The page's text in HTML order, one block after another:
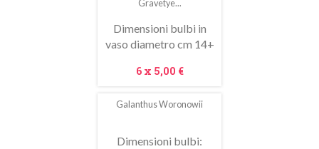
Gravetye...
Dimensioni bulbi in
vaso diametro cm 14+
Prezzo
6 x 5,00 €
Galanthus Woronowii
Dimensioni bulbi: